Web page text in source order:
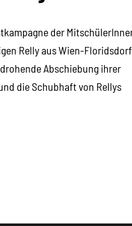
der
Relly aus Wien-Floridsdorf
Abschiebung ihrer
die Schubhaft von Rellys